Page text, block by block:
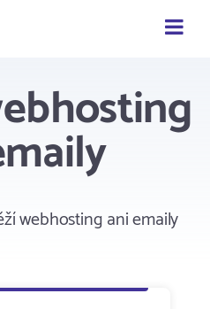
webhosting ani emaily